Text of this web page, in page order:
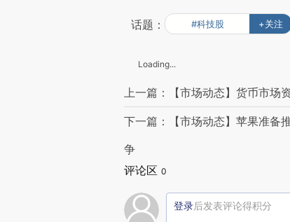
话题： #科技股 +关注
Loading...
上一篇：【市场动态】货币市场
下一篇：【市场动态】苹果准备
争
评论区 0
登录后发表评论得积分